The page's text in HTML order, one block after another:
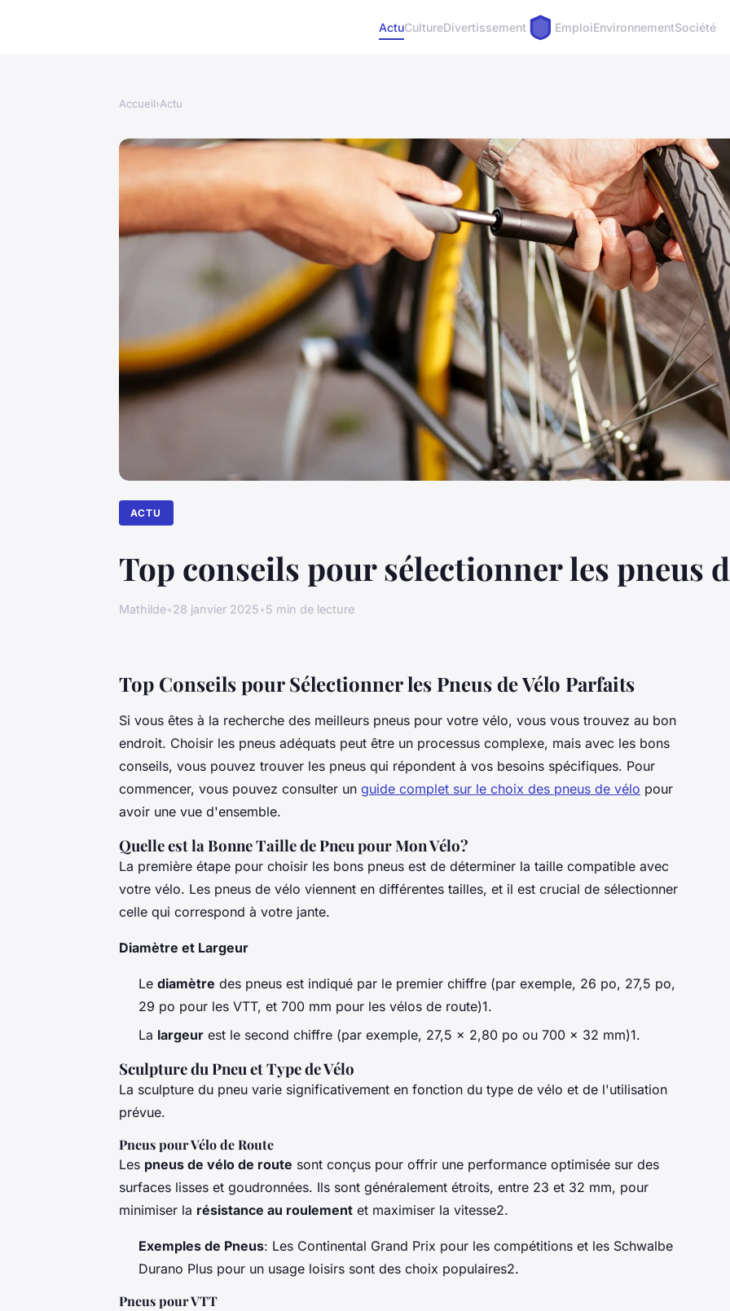
ActuCultureDivertissement EmploiEnvironnementSociété
Accueil›Actu
ACTU
Top conseils pour sélectionner les pneus
Mathilde•28 janvier 2025•5 min de lecture
Top Conseils pour Sélectionner les Pneus de Vélo Parfaits
Si vous êtes à la recherche des meilleurs pneus pour votre vélo, vous vous trouvez au bon
endroit. Choisir les pneus adéquats peut être un processus complexe, mais avec les bons
conseils, vous pouvez trouver les pneus qui répondent à vos besoins spécifiques. Pour
commencer, vous pouvez consulter un guide complet sur le choix des pneus de vélo pour
avoir une vue d'ensemble.
Quelle est la Bonne Taille de Pneu pour Mon Vélo?
La première étape pour choisir les bons pneus est de déterminer la taille compatible avec
votre vélo. Les pneus de vélo viennent en différentes tailles, et il est crucial de sélectionner
celle qui correspond à votre jante.
Diamètre et Largeur
Le diamètre des pneus est indiqué par le premier chiffre (par exemple, 26 po, 27,5 po,
29 po pour les VTT, et 700 mm pour les vélos de route)1.
La largeur est le second chiffre (par exemple, 27,5 x 2,80 po ou 700 x 32 mm)1.
Sculpture du Pneu et Type de Vélo
La sculpture du pneu varie significativement en fonction du type de vélo et de l'utilisation
prévue.
Pneus pour Vélo de Route
Les pneus de vélo de route sont conçus pour offrir une performance optimisée sur des
surfaces lisses et goudronnées. Ils sont généralement étroits, entre 23 et 32 mm, pour
minimiser la résistance au roulement et maximiser la vitesse2.
Exemples de Pneus: Les Continental Grand Prix pour les compétitions et les Schwalbe
Durano Plus pour un usage loisirs sont des choix populaires2.
Pneus pour VTT